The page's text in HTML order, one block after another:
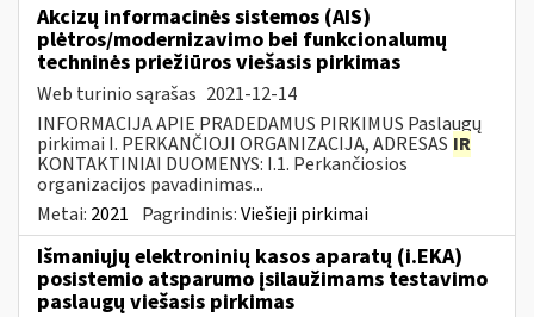
Akcizų informacinės sistemos (AIS)
plėtros/modernizavimo bei funkcionalumų
techninės priežiūros viešasis pirkimas
Web turinio sąrašas 2021-12-14
INFORMACIJA APIE PRADEDAMUS PIRKIMUS Paslaugų
pirkimai I. PERKANČIOJI ORGANIZACIJA, ADRESAS IR
KONTAKTINIAI DUOMENYS: I.1. Perkančiosios
organizacijos pavadinimas...
Metai: 2021 Pagrindinis:Viešieji pirkimai
Išmaniųjų elektroninių kasos aparatų (i.EKA)
posistemio atsparumo įsilaužimams testavimo
paslaugų viešasis pirkimas